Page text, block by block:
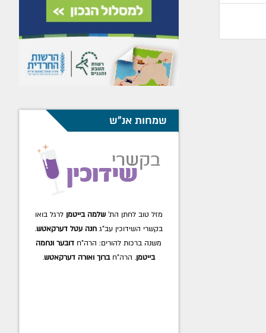
שמחות אנ"ש
מזל טוב לחתן הת'שלמה בייטמן לרגל בואו
בקשרי השידוכין עב"גחנה עטל דערקאטש.
משנה ברכות להורים: הרה"ח דובער ונחמה
בייטמן. הרה"חברוך ואורה דערקאטש.